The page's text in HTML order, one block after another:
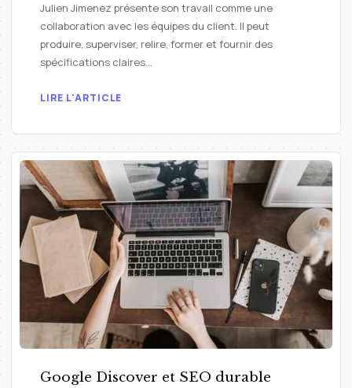
Julien Jimenez présente son travail comme une
collaboration avec les équipes du client. Il peut
produire, superviser, relire, former et fournir des
spécifications claires…
LIRE L'ARTICLE
Google Discover et SEO durable